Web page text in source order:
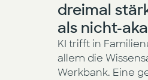
dreimal
als nicht-
KI trifft in
allem die
Werkbank. Eine